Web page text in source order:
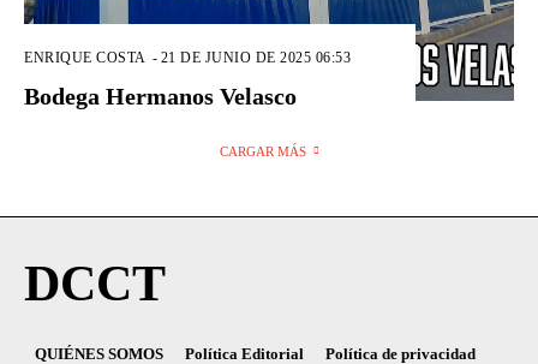
ENRIQUE COSTA - 21 DE JUNIO DE 2025 06:53
Bodega Hermanos Velasco
CARGAR MÁS
DCCT
QUIÉNES SOMOS Política Editorial Política de privacidad